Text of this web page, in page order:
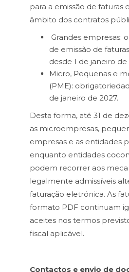
para a emissão de faturas
âmbito dos contratos
Grandes empresas:
de emissão de
desde 1 de janeiro de
Micro, Pequenas e
(PME):
de janeiro de 2027.
Desta forma, até 31 de
as microempresas,
empresas e as entidades
enquanto entidades
podem recorrer aos
legalmente admissíveis
faturação eletrónica. As
formato PDF continuam
aceites nos termos
fiscal aplicável.
Contactos e envio de